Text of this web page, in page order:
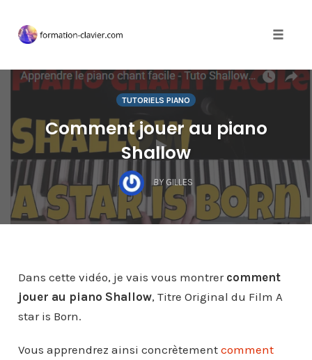
Skip
TUTORIELS PIANO
Comment jouer au piano
Shallow
BY GILLES
Dans cette vidéo, je vais vous montrer comment
jouer au piano Shallow, Titre Original du Film A
star is Born.
Vous apprendrez ainsi concrètement comment